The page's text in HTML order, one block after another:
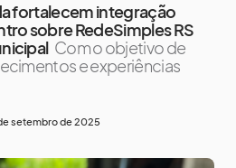
fortalecem integração
sobre RedeSimples RS
Com o objetivo de
e experiências
setembro de 2025